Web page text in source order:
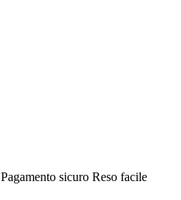
Pagamento sicuro Reso facile